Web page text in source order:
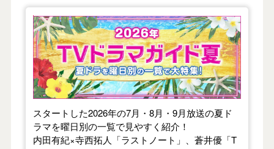
【2026年夏】TVドラマガイド
スタートした2026年の7月・8月・9月放送の夏ド
ラマを曜日別の一覧で見やすく紹介！
内田有紀×寺西拓人「ラストノート」、蒼井優「T